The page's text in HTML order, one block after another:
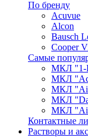
По бренду
Acuvue
Alcon
Bausch
Cooper
Самые
МКЛ "1-
МКЛ
МКЛ "Air
МКЛ
МКЛ "Air
Контактные
Растворы и